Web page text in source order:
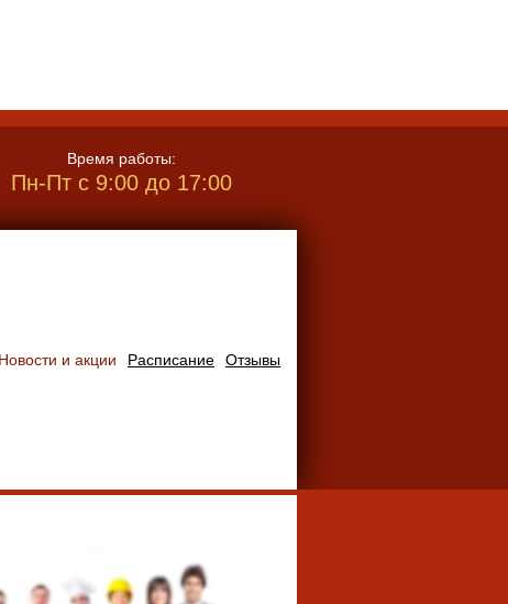
Время работы:
Пн-Пт с 9:00 до 17:00
Новости и акции Расписание Отзывы